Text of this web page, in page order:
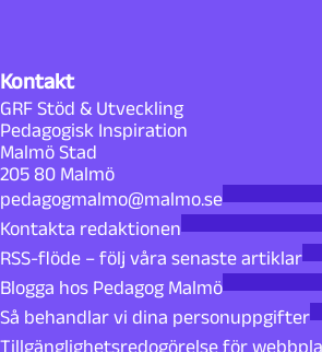
Kontakt
GRF Stöd & Utveckling
Pedagogisk Inspiration
Malmö Stad
205 80 Malmö
pedagogmalmo@malmo.se
Kontakta redaktionen
RSS-flöde – följ våra senaste artiklar
Blogga hos Pedagog Malmö
Så behandlar vi dina personuppgifter
Tillgänglighetsredogörelse för